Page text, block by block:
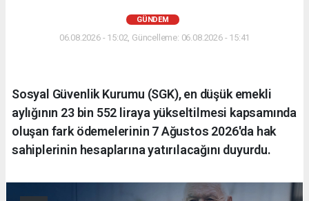
GÜNDEM
06.08.2026 - 15:02, Güncelleme: 06.08.2026 - 15:41
Sosyal Güvenlik Kurumu (SGK), en düşük emekli
aylığının 23 bin 552 liraya yükseltilmesi kapsamında
oluşan fark ödemelerinin 7 Ağustos 2026'da hak
sahiplerinin hesaplarına yatırılacağını duyurdu.